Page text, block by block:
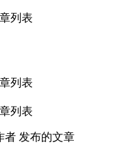
列表
列表
列表
者 发布的文章